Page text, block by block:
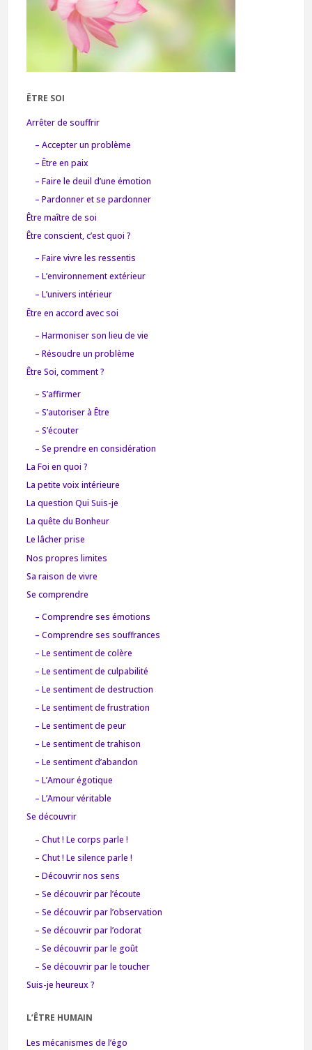
ÊTRE SOI
Arrêter de souffrir
– Accepter un problème
– Être en paix
– Faire le deuil d’une émotion
– Pardonner et se pardonner
Être maître de soi
Être conscient, c’est quoi ?
– Faire vivre les ressentis
– L’environnement extérieur
– L’univers intérieur
Être en accord avec soi
– Harmoniser son lieu de vie
– Résoudre un problème
Être Soi, comment ?
– S’affirmer
– S’autoriser à Être
– S’écouter
– Se prendre en considération
La Foi en quoi ?
La petite voix intérieure
La question Qui Suis-je
La quête du Bonheur
Le lâcher prise
Nos propres limites
Sa raison de vivre
Se comprendre
– Comprendre ses émotions
– Comprendre ses souffrances
– Le sentiment de colère
– Le sentiment de culpabilité
– Le sentiment de destruction
– Le sentiment de frustration
– Le sentiment de peur
– Le sentiment de trahison
– Le sentiment d’abandon
– L’Amour égotique
– L’Amour véritable
Se découvrir
– Chut ! Le corps parle !
– Chut ! Le silence parle !
– Découvrir nos sens
– Se découvrir par l’écoute
– Se découvrir par l’observation
– Se découvrir par l’odorat
– Se découvrir par le goût
– Se découvrir par le toucher
Suis-je heureux ?
L’ÊTRE HUMAIN
Les mécanismes de l’égo